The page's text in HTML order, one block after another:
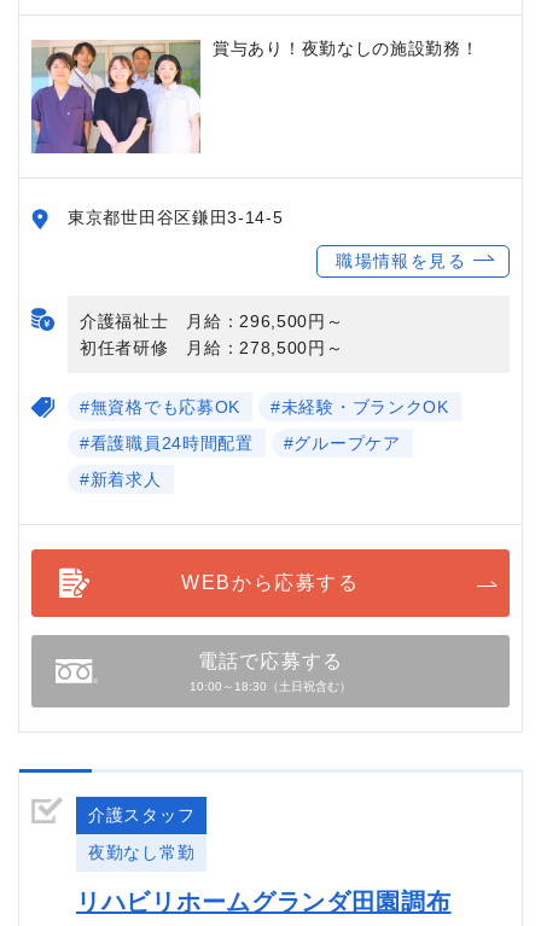
賞与あり！夜勤なしの施設勤務！
東京都世田谷区鎌田3-14-5
職場情報を見る
介護福祉士 月給：296,500円～
初任者研修 月給：278,500円～
#無資格でも応募OK
#未経験・ブランクOK
#看護職員24時間配置
#グループケア
#新着求人
WEBから応募する
電話で応募する
10:00～18:30（土日祝含む）
介護スタッフ
夜勤なし常勤
リハビリホームグランダ田園調布